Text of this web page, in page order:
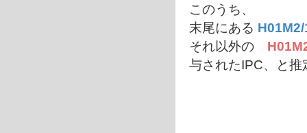
このうち、
末尾にある
それ以外の
与されたIPC、と推